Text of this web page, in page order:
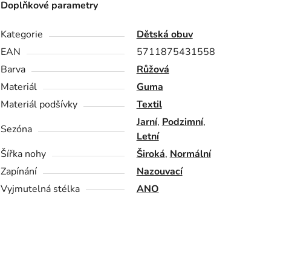
Doplňkové parametry
Kategorie
Dětská obuv
EAN
5711875431558
Barva
Růžová
Materiál
Guma
Materiál podšívky
Textil
Sezóna
Jarní, Podzimní,
Letní
Šířka nohy
Široká, Normální
Zapínání
Nazouvací
Vyjmutelná stélka
ANO